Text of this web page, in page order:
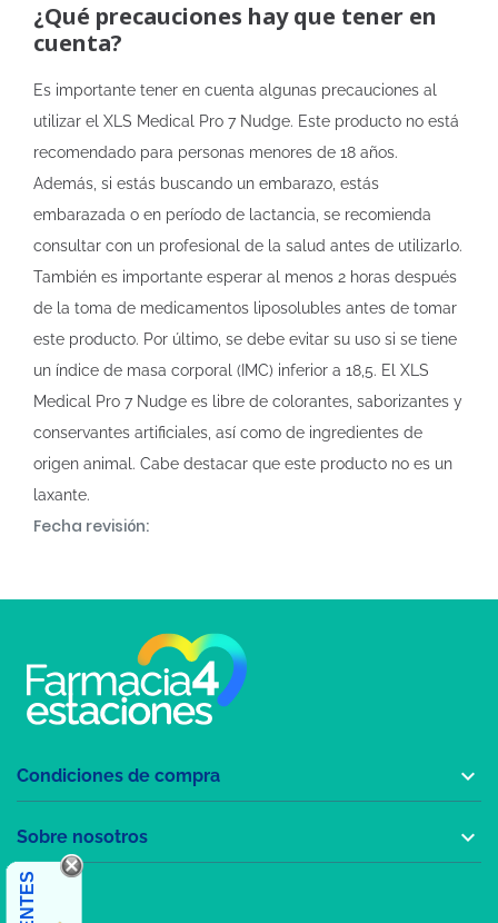
¿Qué precauciones hay que tener en
cuenta?
Es importante tener en cuenta algunas precauciones al
utilizar el XLS Medical Pro 7 Nudge. Este producto no está
recomendado para personas menores de 18 años.
Además, si estás buscando un embarazo, estás
embarazada o en período de lactancia, se recomienda
consultar con un profesional de la salud antes de utilizarlo.
También es importante esperar al menos 2 horas después
de la toma de medicamentos liposolubles antes de tomar
este producto. Por último, se debe evitar su uso si se tiene
un índice de masa corporal (IMC) inferior a 18,5. El XLS
Medical Pro 7 Nudge es libre de colorantes, saborizantes y
conservantes artificiales, así como de ingredientes de
origen animal. Cabe destacar que este producto no es un
laxante.
Fecha revisión:
Condiciones de compra 
Sobre nosotros 